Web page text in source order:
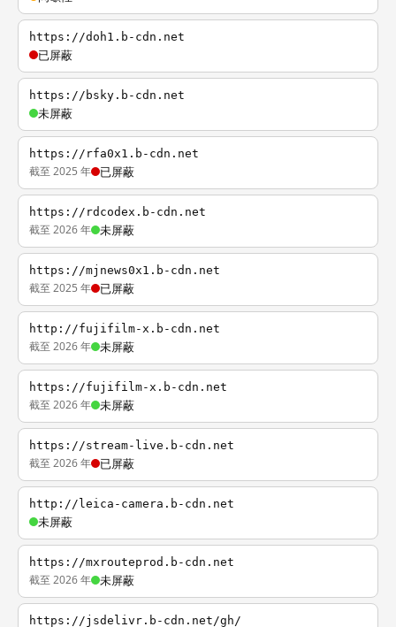
https://doh1.b-cdn.net
已屏蔽
https://bsky.b-cdn.net
未屏蔽
https://rfa0x1.b-cdn.net
截至 2025 年 已屏蔽
https://rdcodex.b-cdn.net
截至 2026 年 未屏蔽
https://mjnews0x1.b-cdn.net
截至 2025 年 已屏蔽
http://fujifilm-x.b-cdn.net
截至 2026 年 未屏蔽
https://fujifilm-x.b-cdn.net
截至 2026 年 未屏蔽
https://stream-live.b-cdn.net
截至 2026 年 已屏蔽
http://leica-camera.b-cdn.net
未屏蔽
https://mxrouteprod.b-cdn.net
截至 2026 年 未屏蔽
https://jsdelivr.b-cdn.net/gh/